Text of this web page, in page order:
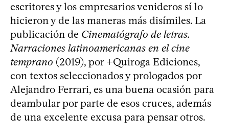
escritores y los empresarios venideros sí lo
hicieron y de las maneras más disímiles. La
publicación de Cinematógrafo de letras.
Narraciones latinoamericanas en el cine
temprano (2019), por +Quiroga Ediciones,
con textos seleccionados y prologados por
Alejandro Ferrari, es una buena ocasión para
deambular por parte de esos cruces, además
de una excelente excusa para pensar otros.